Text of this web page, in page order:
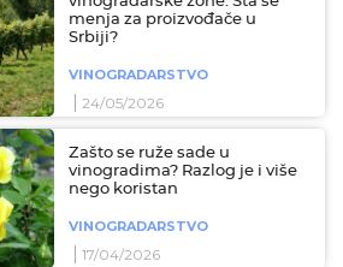
menja za proizvođače u
Srbiji?
VINOGRADARSTVO
24/05/2026
Zašto se ruže sade u
vinogradima? Razlog je i više
nego koristan
VINOGRADARSTVO
17/04/2026